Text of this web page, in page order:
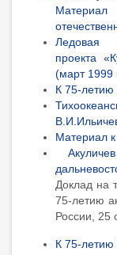
Ледовая
проекта
(март 1999
К 75-
Материал
Доклад на
75-летию
России, 25
К 75-летию